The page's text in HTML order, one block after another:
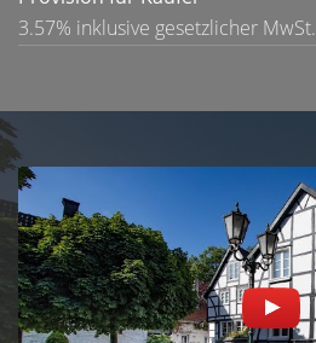
3.57% inklusive gesetzlicher MwSt.